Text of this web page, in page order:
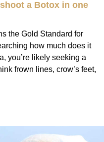
a Botox in one
the Gold Standard for
how much does it
you’re likely seeking a
frown lines, crow’s feet,